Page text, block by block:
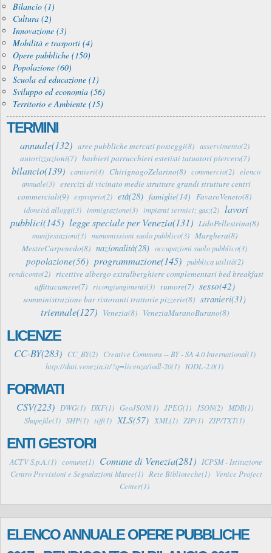
Bilancio (1)
Cultura (2)
Innovazione (3)
Mobilità e trasporti (4)
Opere pubbliche (150)
Popolazione (60)
Scuola ed educazione (1)
Sviluppo ed economia (56)
Territorio e Ambiente (15)
TERMINI
annuale(132) aree pubbliche mercati posteggi(8) asservimento(2)
autorizzazioni(7) barbieri parrucchieri estetisti tatuatori piercers(7)
bilancio(139) cantieri(4) ChirignagoZelarino(8) commercio(2) elenco
annuale(3) esercizi di vicinato medie strutture grandi strutture centri
commerciali(9) esproprio(2) età(28) famiglie(14) FavaroVeneto(8)
idoneità alloggi(3) immigrazione(3) impianti termici; gas;(2) lavori
pubblici(145) legge speciale per Venezia(131) LidoPellestrina(8)
manifestazioni(3) manomissioni suolo pubblico(3) Marghera(8)
MestreCarpenedo(8) nazionalità(28) occupazioni suolo pubblico(3)
popolazione(56) programmazione(145) pubblica utilità(2)
rendiconto(2) ricettive albergo extralberghiere complementari bed breakfast
affittacamere(7)
ricongiungimenti(3) rumore(7) sesso(42)
somministrazione bar ristoranti trattorie pizzerie(8) stranieri(31)
triennale(127) Venezia(8) VeneziaMuranoBurano(8)
LICENZE
CC-BY(283) CC_BY(2)
Creative Commons -- BY - SA 4.0 International(1)
http://dati.venezia.it/?q=licenza/iodl-20(1)
IODL-2.0(1)
FORMATI
CSV(223) DWG(1) DXF(1) GeoJSON(1) JPEG(1) JSON(2)
MDB(1)
Shapefile(1) SHP(1) tiff(1) XLS(57) XML(1) ZIP(1) ZIP/TXT(1)
ENTI GESTORI
ACTV S.p.A.(1) comune(1) Comune di Venezia(281)
ICPSM - Istituzione
Centro Previsioni e Segnalazioni Maree(1)
Rete Biblioteche(1)
Venice Project
Center(1)
ELENCO ANNUALE OPERE PUBBLICHE